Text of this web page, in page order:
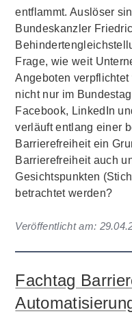
entflammt. Auslöser
Bundeskanzler
Frage, wie weit
Angeboten
nicht nur im
Facebook, LinkedIn
verläuft entlang einer
Barrierefreiheit ein
Barrierefreiheit auch
Gesichtspunkten
betrachtet werden?
Veröffentlicht am:
Fachtag